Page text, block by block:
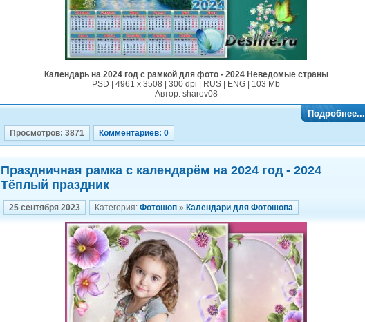
Календарь на 2024 год с рамкой для фото - 2024 Неведомые страны
PSD | 4961 х 3508 | 300 dpi | RUS | ENG | 103 Mb
Автор: sharov08
Подробнее...
Просмотров: 3871 Комментариев: 0
Праздничная рамка с календарём на 2024 год - 2024
Тёплый праздник
25 сентября 2023 Категория: Фотошоп » Календари для Фотошопа